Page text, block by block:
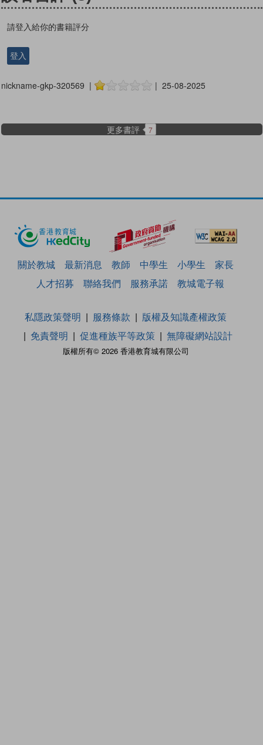
請登入給你的書籍評分
登入
nickname-gkp-320569 | | 25-08-2025
更多書評 7
關於教城 最新消息 教師 中學生 小學生
家長
人才招募
聯絡我們 服務承諾 教城電子報
版權所有© 2026 香港教育城有限公司
私隱政策聲明 服務條款
版權及知識產權政策
免責聲明
促進種族平等政策 無障礙網站設計